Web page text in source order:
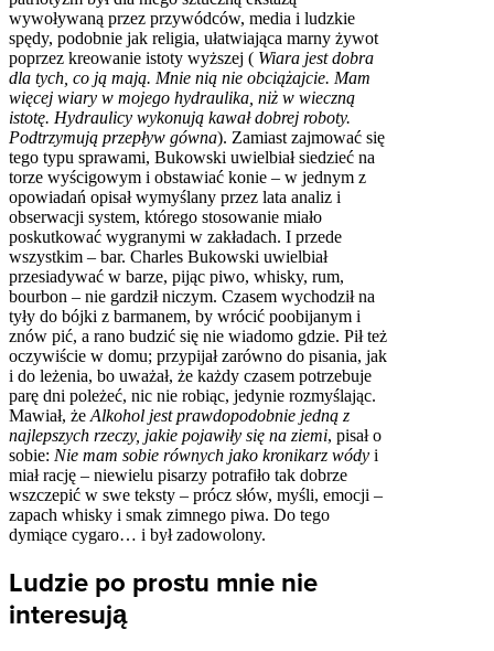
wywoływaną przez przywódców, media i ludzkie
spędy, podobnie jak religia, ułatwiająca marny żywot
poprzez kreowanie istoty wyższej ( Wiara jest dobra
dla tych, co ją mają. Mnie nią nie obciążajcie. Mam
więcej wiary w mojego hydraulika, niż w wieczną
istotę. Hydraulicy wykonują kawał dobrej roboty.
Podtrzymują przepływ gówna). Zamiast zajmować się
tego typu sprawami, Bukowski uwielbiał siedzieć na
torze wyścigowym i obstawiać konie – w jednym z
opowiadań opisał wymyślany przez lata analiz i
obserwacji system, którego stosowanie miało
poskutkować wygranymi w zakładach. I przede
wszystkim – bar. Charles Bukowski uwielbiał
przesiadywać w barze, pijąc piwo, whisky, rum,
bourbon – nie gardził niczym. Czasem wychodził na
tyły do bójki z barmanem, by wrócić poobijanym i
znów pić, a rano budzić się nie wiadomo gdzie. Pił też
oczywiście w domu; przypijał zarówno do pisania, jak
i do leżenia, bo uważał, że każdy czasem potrzebuje
parę dni poleżeć, nic nie robiąc, jedynie rozmyślając.
Mawiał, że Alkohol jest prawdopodobnie jedną z
najlepszych rzeczy, jakie pojawiły się na ziemi, pisał o
sobie: Nie mam sobie równych jako kronikarz wódy i
miał rację – niewielu pisarzy potrafiło tak dobrze
wszczepić w swe teksty – prócz słów, myśli, emocji –
zapach whisky i smak zimnego piwa. Do tego
dymiące cygaro… i był zadowolony.
Ludzie po prostu mnie nie
interesują